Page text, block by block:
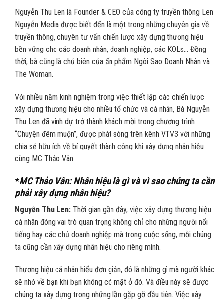
Nguyễn Thu Len là Founder & CEO của công ty truyền thông Len
Nguyễn Media được biết đến là một trong những chuyên gia về
truyền thông, chuyên tư vấn chiến lược xây dựng thương hiệu
bền vững cho các doanh nhân, doanh nghiệp, các KOLs… Đồng
thời, bà cũng là chủ biên của ấn phẩm Ngôi Sao Doanh Nhân và
The Woman.
Với nhiều năm kinh nghiệm trong việc thiết lập các chiến lược
xây dựng thương hiệu cho nhiều tổ chức và cá nhân, Bà Nguyễn
Thu Len đã vinh dự trở thành khách mời trong chương trình
“Chuyện đêm muộn”, được phát sóng trên kênh VTV3 với những
chia sẻ hữu ích về bí quyết thành công khi xây dựng nhân hiệu
cùng MC Thảo Vân.
*MC Thảo Vân: Nhân hiệu là gì và vì sao chúng ta cần
phải xây dựng nhân hiệu?
Nguyễn Thu Len: Thời gian gần đây, việc xây dựng thương hiệu
cá nhân đóng vai trò quan trọng không chỉ cho những người nổi
tiếng hay các chủ doanh nghiệp mà trong cuộc sống, mỗi chúng
ta cũng cần xây dựng nhân hiệu cho riêng mình.
Thương hiệu cá nhân hiểu đơn giản, đó là những gì mà người khác
sẽ nhớ về bạn khi bạn không có mặt ở đó. Và điều này sẽ được
chúng ta xây dựng trong những lần gặp gỡ đầu tiên. Việc xây